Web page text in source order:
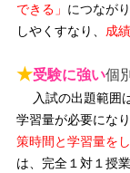
できる」 につながり
しやくすなり、 成
★受験に強い個
入試の出題範囲
学習量が必要にな
策時間と学習量を
は、完全１対１授